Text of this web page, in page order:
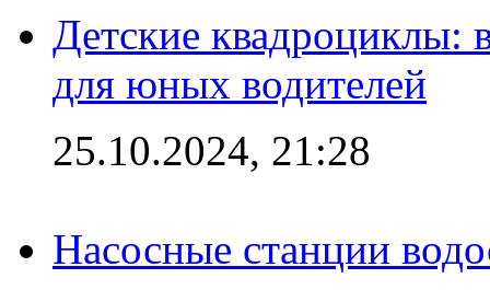
Детские квадроциклы:
для юных водителей
25.10.2024, 21:28
Насосные станции